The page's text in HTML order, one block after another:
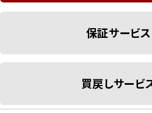
保証サービ
買戻しサービ